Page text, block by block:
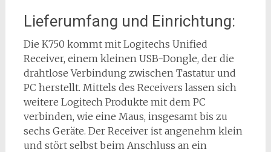
Lieferumfang und Einrichtung:
Die K750 kommt mit Logitechs Unified
Receiver, einem kleinen USB-Dongle, der die
drahtlose Verbindung zwischen Tastatur und
PC herstellt. Mittels des Receivers lassen sich
weitere Logitech Produkte mit dem PC
verbinden, wie eine Maus, insgesamt bis zu
sechs Geräte. Der Receiver ist angenehm klein
und stört selbst beim Anschluss an ein